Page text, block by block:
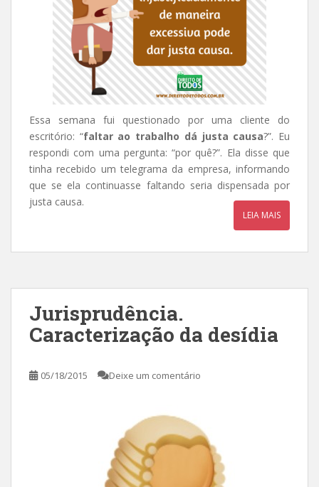
Essa semana fui questionado por uma cliente do
escritório: “faltar ao trabalho dá justa causa?”. Eu
respondi com uma pergunta: “por quê?”. Ela disse que
tinha recebido um telegrama da empresa, informando
que se ela continuasse faltando seria dispensada por
justa causa.
LEIA MAIS
Jurisprudência.
Caracterização da desídia
05/18/2015 Deixe um comentário